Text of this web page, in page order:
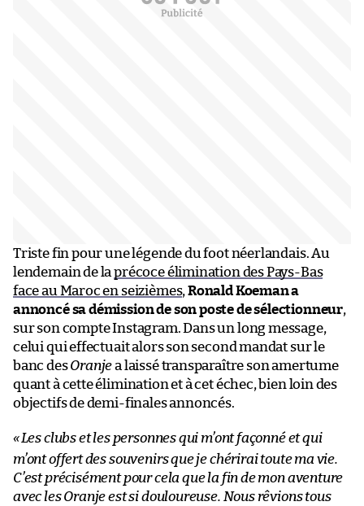
Triste fin pour une légende du foot néerlandais. Au
lendemain de laprécoce élimination des Pays-Bas
face au Maroc en seizièmes, Ronald Koeman a
annoncé sa démission de son poste de sélectionneur,
sur son compte Instagram. Dans un long message,
celui qui effectuait alors son second mandat sur le
banc desOranjea laissé transparaître son amertume
quant à cette élimination et à cet échec, bien loin des
objectifs de demi-finales annoncés.
«Les clubs et les personnes qui m’ont façonné et qui
m’ont offert des souvenirs que je chérirai toute ma vie.
C’est précisément pour cela que la fin de mon aventure
avec les Oranje est si douloureuse. Nous rêvions tous